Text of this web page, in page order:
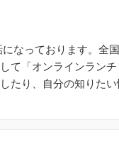
なっております。全
て「オンラインラン
たり、自分の知りた